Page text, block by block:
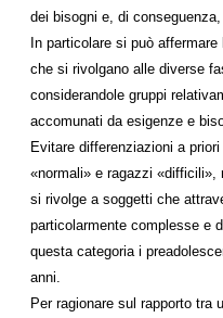
dei bisogni e, di
In particolare si può
che si rivolgano alle diverse
considerandole gruppi
accomunati da esigenze e
Evitare differenziazioni a
«normali» e ragazzi «difficili»,
si rivolge a soggetti che
particolarmente complesse e
questa categoria i
anni.
Per ragionare sul rapporto tra